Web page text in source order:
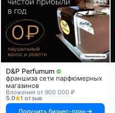
D&P Perfumum
франшиза сети парфюмерных
магазинов
Вложения от 900 000 ₽
5.0
1 отзыв
Получить бизнес-план